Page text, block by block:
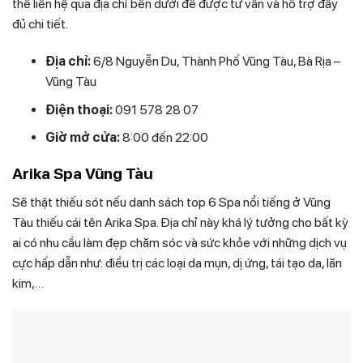
thể liên hệ qua địa chỉ bên dưới để được tư vấn và hỗ trợ đầy
đủ chi tiết.
Địa chỉ:6/8 Nguyễn Du, Thành Phố Vũng Tàu, Bà Rịa –
Vũng Tàu
Điện thoại:091 578 28 07
Giờ mở cửa:8:00 đến 22:00
Arika Spa Vũng Tàu
Sẽ thật thiếu sót nếu danh sách top 6 Spa nổi tiếng ở Vũng
Tàu thiếu cái tên Arika Spa. Địa chỉ này khá lý tưởng cho bất kỳ
ai có nhu cầu làm đẹp chăm sóc và sức khỏe với những dịch vụ
cực hấp dẫn như: điều trị các loại da mụn, dị ứng, tái tạo da, lăn
kim,…